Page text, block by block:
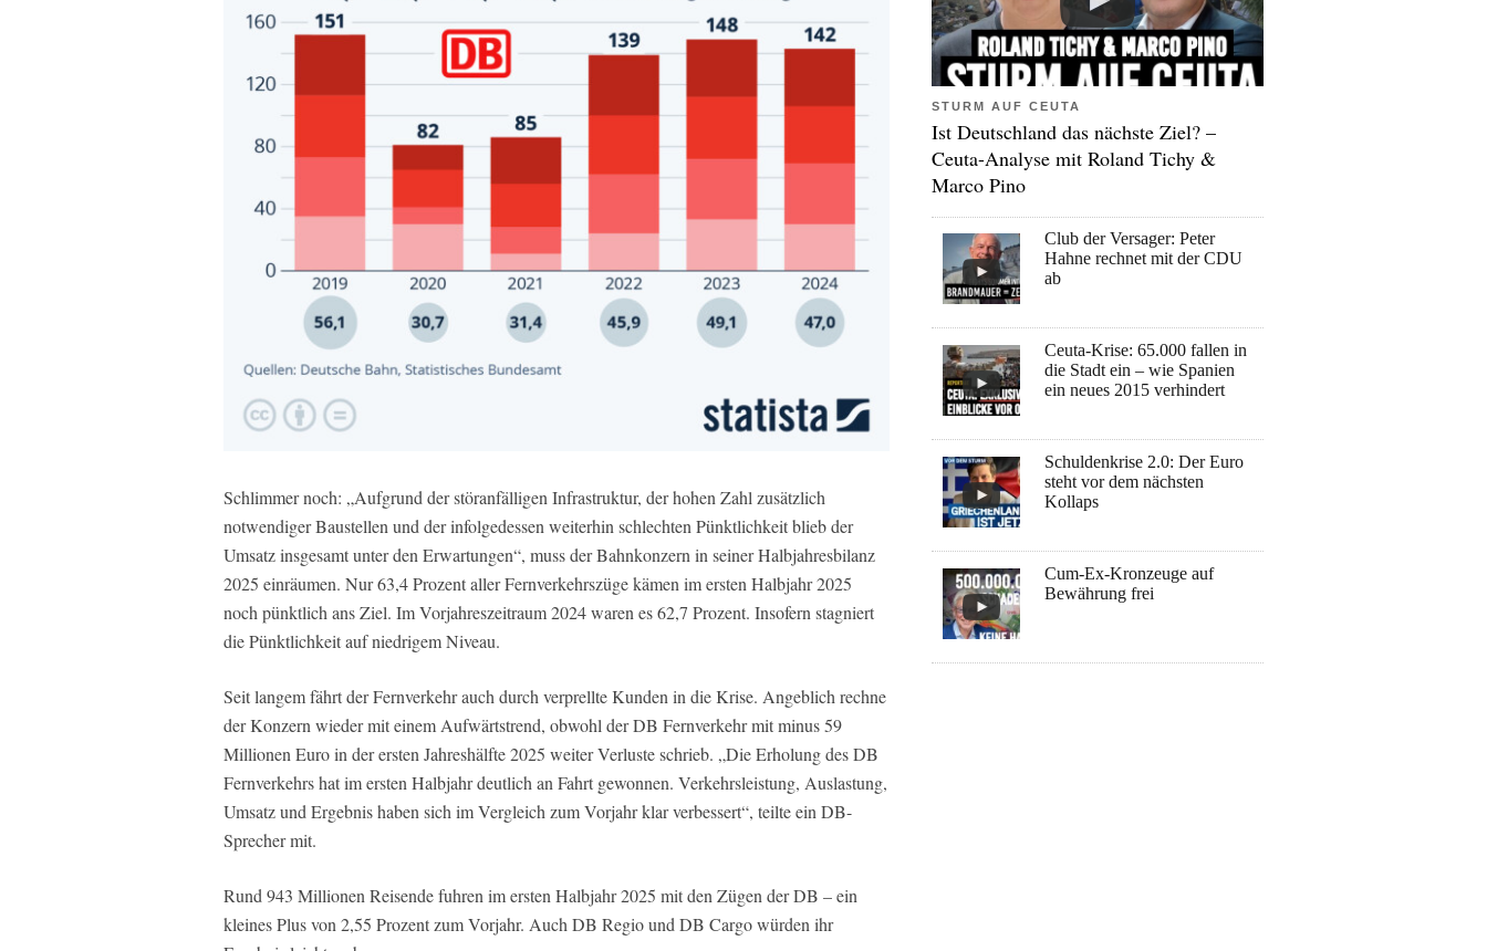
Schlimmer noch: „Aufgrund der störanfälligen Infrastruktur, der hohen Zahl zusätzlich
notwendiger Baustellen und der infolgedessen weiterhin schlechten Pünktlichkeit blieb der
Umsatz insgesamt unter den Erwartungen“, muss der Bahnkonzern in seiner Halbjahresbilanz
2025 einräumen. Nur 63,4 Prozent aller Fernverkehrszüge kämen im ersten Halbjahr 2025
noch pünktlich ans Ziel. Im Vorjahreszeitraum 2024 waren es 62,7 Prozent. Insofern stagniert
die Pünktlichkeit auf niedrigem Niveau.
Seit langem fährt der Fernverkehr auch durch verprellte Kunden in die Krise. Angeblich rechne
der Konzern wieder mit einem Aufwärtstrend, obwohl der DB Fernverkehr mit minus 59
Millionen Euro in der ersten Jahreshälfte 2025 weiter Verluste schrieb. „Die Erholung des DB
Fernverkehrs hat im ersten Halbjahr deutlich an Fahrt gewonnen. Verkehrsleistung, Auslastung,
Umsatz und Ergebnis haben sich im Vergleich zum Vorjahr klar verbessert“, teilte ein DB-
Sprecher mit.
Rund 943 Millionen Reisende fuhren im ersten Halbjahr 2025 mit den Zügen der DB – ein
kleines Plus von 2,55 Prozent zum Vorjahr. Auch DB Regio und DB Cargo würden ihr
STURM AUF CEUTA
Ist Deutschland das nächste Ziel? –
Ceuta-Analyse mit Roland Tichy &
Marco Pino
Club der Versager: Peter
Hahne rechnet mit der CDU
ab
Ceuta-Krise: 65.000 fallen in
die Stadt ein – wie Spanien
ein neues 2015 verhindert
Schuldenkrise 2.0: Der Euro
steht vor dem nächsten
Kollaps
Cum-Ex-Kronzeuge auf
Bewährung frei